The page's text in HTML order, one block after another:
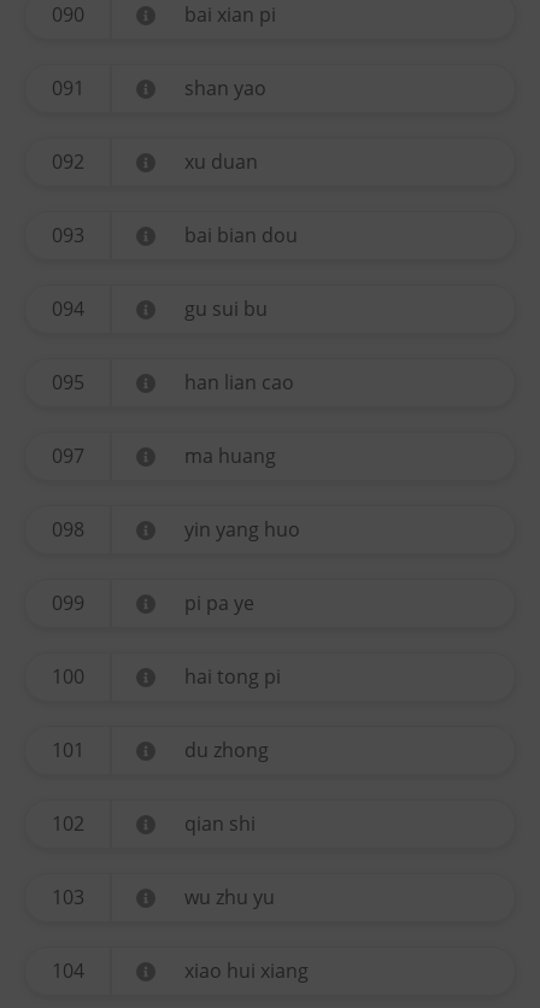
090 bai xian pi
091 shan yao
092 xu duan
093 bai bian dou
094 gu sui bu
095 han lian cao
097 ma huang
098 yin yang huo
099 pi pa ye
100 hai tong pi
101 du zhong
102 qian shi
103 wu zhu yu
104 xiao hui xiang